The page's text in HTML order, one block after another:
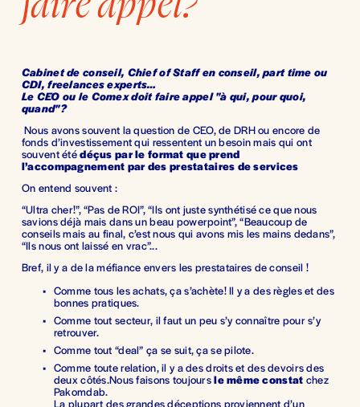
Cabinet de conseil, Chief of Staff en conseil, part time ou
CDI, freelances experts…
Le CEO ou le Comex doit faire appel "à qui, pour quoi,
quand"?
Nous avons souvent la question de CEO, de DRH ou encore de
fonds d’investissement qui ressentent un besoin mais qui ont
souvent été déçus par le format que prend
l’accompagnement par des prestataires de services
On entend souvent :
“Ultra cher!”, “Pas de ROI”, “Ils ont juste synthétisé ce que nous
savions déjà mais dans un beau powerpoint”, “Beaucoup de
conseils mais au final, c’est nous qui avons mis les mains dedans”,
“Ils nous ont laissé en vrac”...
Bref, il y a de la méfiance envers les prestataires de conseil !
Comme tous les achats, ça s’achète! Il y a des règles et des
bonnes pratiques.
Comme tout secteur, il faut un peu s’y connaître pour s’y
retrouver.
Comme tout “deal” ça se suit, ça se pilote.
Comme toute relation, il y a des droits et des devoirs des
deux côtés.Nous faisons toujours le même constat chez
Pakomdab.